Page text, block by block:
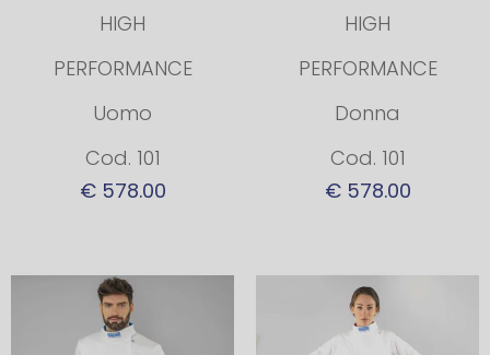
HIGH
PERFORMANCE
Uomo
Cod. 101
€ 578.00
HIGH
PERFORMANCE
Donna
Cod. 101
€ 578.00